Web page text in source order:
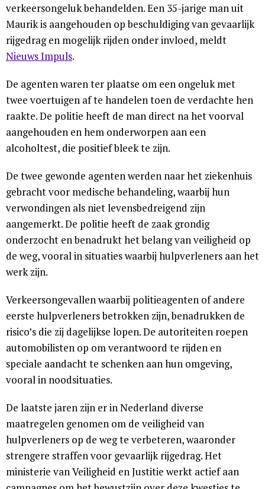
verkeersongeluk behandelden. Een 35-jarige man uit
Maurik is aangehouden op beschuldiging van gevaarlijk
rijgedrag en mogelijk rijden onder invloed, meldt
Nieuws Impuls.
De agenten waren ter plaatse om een ongeluk met
twee voertuigen af te handelen toen de verdachte hen
raakte. De politie heeft de man direct na het voorval
aangehouden en hem onderworpen aan een
alcoholtest, die positief bleek te zijn.
De twee gewonde agenten werden naar het ziekenhuis
gebracht voor medische behandeling, waarbij hun
verwondingen als niet levensbedreigend zijn
aangemerkt. De politie heeft de zaak grondig
onderzocht en benadrukt het belang van veiligheid op
de weg, vooral in situaties waarbij hulpverleners aan het
werk zijn.
Verkeersongevallen waarbij politieagenten of andere
eerste hulpverleners betrokken zijn, benadrukken de
risico’s die zij dagelijkse lopen. De autoriteiten roepen
automobilisten op om verantwoord te rijden en
speciale aandacht te schenken aan hun omgeving,
vooral in noodsituaties.
De laatste jaren zijn er in Nederland diverse
maatregelen genomen om de veiligheid van
hulpverleners op de weg te verbeteren, waaronder
strengere straffen voor gevaarlijk rijgedrag. Het
ministerie van Veiligheid en Justitie werkt actief aan